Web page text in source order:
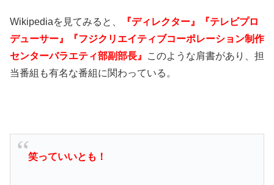
Wikipediaを見てみると、
『ディレクター』『テレビプロ
デューサー』『フジクリエイティブコーポレーション制作
センターバラエティ部副部長』
このような肩書があり、担
当番組も有名な番組に関わっている。
笑っていいとも！